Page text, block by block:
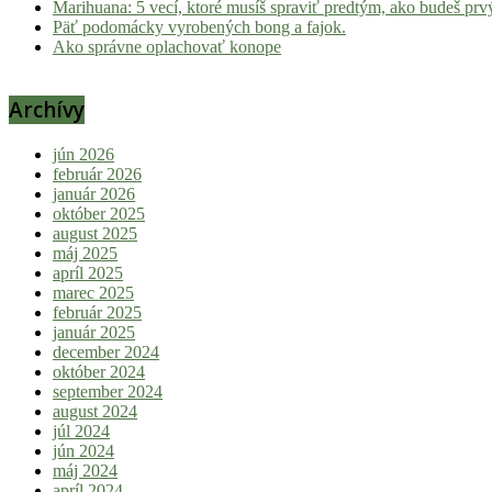
Marihuana: 5 vecí, ktoré musíš spraviť predtým, ako budeš
Päť podomácky vyrobených bong a fajok.
Ako správne oplachovať konope
Archívy
jún 2026
február 2026
január 2026
október 2025
august 2025
máj 2025
apríl 2025
marec 2025
február 2025
január 2025
december 2024
október 2024
september 2024
august 2024
júl 2024
jún 2024
máj 2024